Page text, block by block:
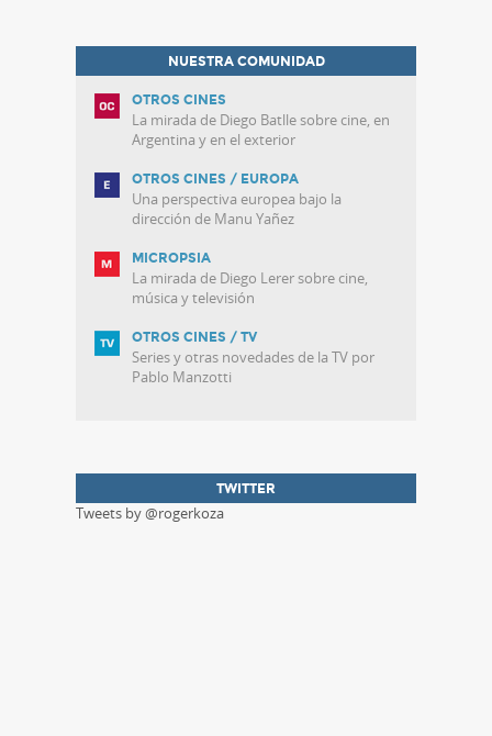
NUESTRA COMUNIDAD
OTROS CINES
La mirada de Diego Batlle sobre cine, en
Argentina y en el exterior
OTROS CINES / EUROPA
Una perspectiva europea bajo la
dirección de Manu Yañez
MICROPSIA
La mirada de Diego Lerer sobre cine,
música y televisión
OTROS CINES / TV
Series y otras novedades de la TV por
Pablo Manzotti
TWITTER
Tweets by @rogerkoza